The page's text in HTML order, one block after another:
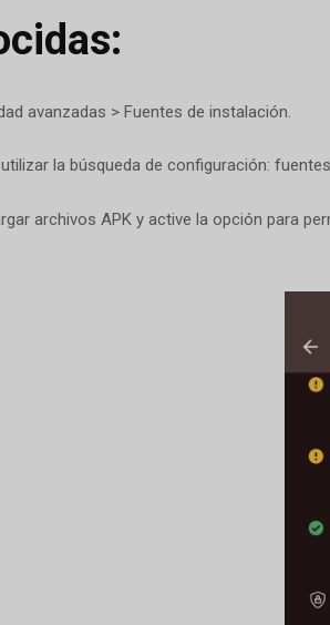
avanzadas > Fuentes de instalación.
la búsqueda de configuración:
archivos APK y active la opción para